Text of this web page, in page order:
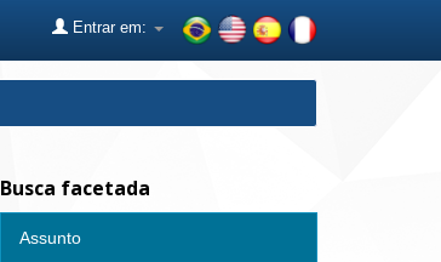
Entrar em:
Busca facetada
Assunto